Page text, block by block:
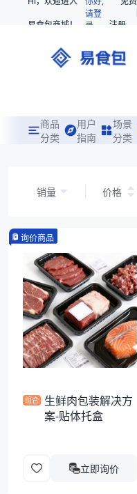
易食包商城！
请登
录
注册
商品
分类
用户
指南
场景
分类
销量 价格
询价商品
组合 生鲜肉包装解决方
案-贴体托盒
立即询价